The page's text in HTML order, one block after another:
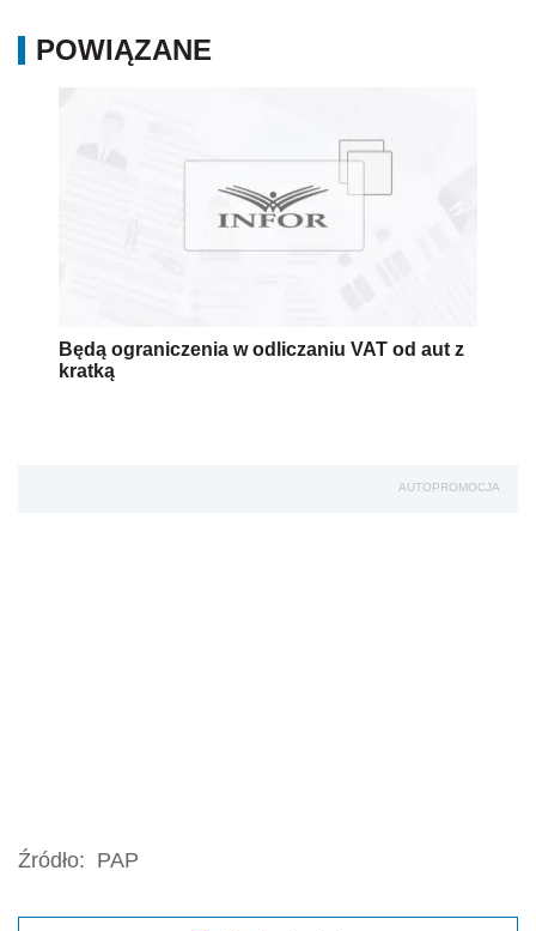
POWIĄZANE
Będą ograniczenia w odliczaniu VAT od aut z
kratką
AUTOPROMOCJA
Źródło: PAP